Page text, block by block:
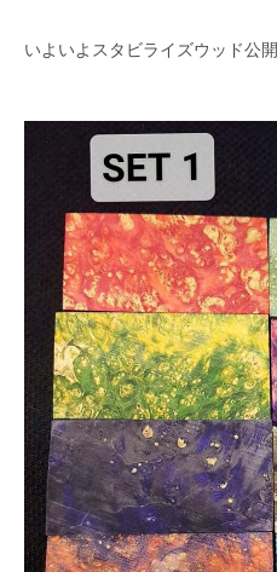
いよいよスタビライズウッド公開